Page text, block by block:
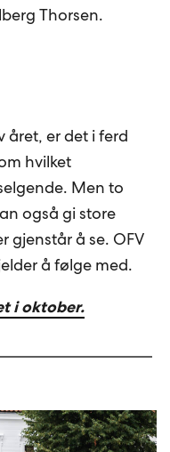
Thorsen.
året, er det i ferd
hvilket
Men to
også gi store
gjenstår å se. OFV
å følge med.
i oktober.